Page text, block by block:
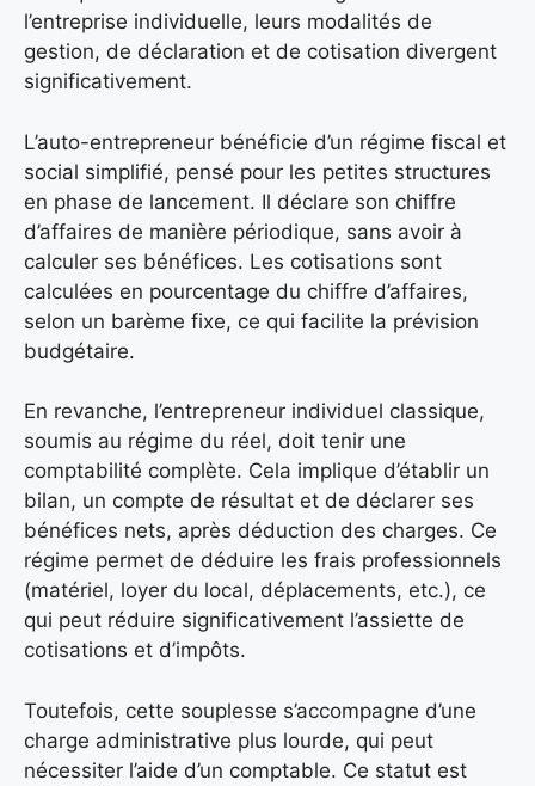
l’entreprise individuelle, leurs modalités de
gestion, de déclaration et de cotisation divergent
significativement.
L’auto-entrepreneur bénéficie d’un régime fiscal et
social simplifié, pensé pour les petites structures
en phase de lancement. Il déclare son chiffre
d’affaires de manière périodique, sans avoir à
calculer ses bénéfices. Les cotisations sont
calculées en pourcentage du chiffre d’affaires,
selon un barème fixe, ce qui facilite la prévision
budgétaire.
En revanche, l’entrepreneur individuel classique,
soumis au régime du réel, doit tenir une
comptabilité complète. Cela implique d’établir un
bilan, un compte de résultat et de déclarer ses
bénéfices nets, après déduction des charges. Ce
régime permet de déduire les frais professionnels
(matériel, loyer du local, déplacements, etc.), ce
qui peut réduire significativement l’assiette de
cotisations et d’impôts.
Toutefois, cette souplesse s’accompagne d’une
charge administrative plus lourde, qui peut
nécessiter l’aide d’un comptable. Ce statut est